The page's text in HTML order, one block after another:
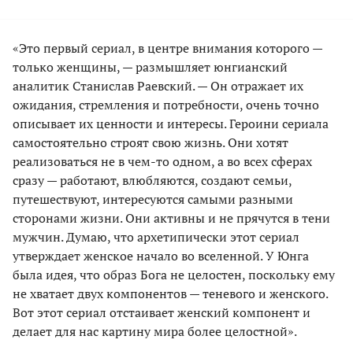
«Это первый сериал, в центре внимания которого —
только женщины, — размышляет юнгианский
аналитик Станислав Раевский. — Он отражает их
ожидания, стремления и потребности, очень точно
описывает их ценности и интересы. Героини сериала
самостоятельно строят свою жизнь. Они хотят
реализоваться не в чем-то одном, а во всех сферах
сразу — работают, влюбляются, создают семьи,
путешествуют, интересуются самыми разными
сторонами жизни. Они активны и не прячутся в тени
мужчин. Думаю, что архетипически этот сериал
утверждает женское начало во вселенной. У Юнга
была идея, что образ Бога не целостен, поскольку ему
не хватает двух компонентов — теневого и женского.
Вот этот сериал отстаивает женский компонент и
делает для нас картину мира более целостной».